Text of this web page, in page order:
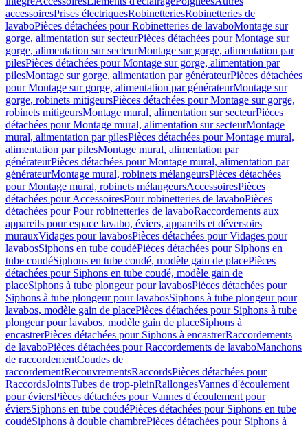
accessoiresPrises électriquesRobinetteriesRobinetteries de
lavaboPièces détachées pour Robinetteries de lavaboMontage sur
gorge, alimentation sur secteurPièces détachées pour Montage sur
gorge, alimentation sur secteurMontage sur gorge, alimentation par
pilesPièces détachées pour Montage sur gorge, alimentation par
pilesMontage sur gorge, alimentation par générateurPièces détachées
pour Montage sur gorge, alimentation par générateurMontage sur
gorge, robinets mitigeursPièces détachées pour Montage sur gorge,
robinets mitigeursMontage mural, alimentation sur secteurPièces
détachées pour Montage mural, alimentation sur secteurMontage
mural, alimentation par pilesPièces détachées pour Montage mural,
alimentation par pilesMontage mural, alimentation par
générateurPièces détachées pour Montage mural, alimentation par
générateurMontage mural, robinets mélangeursPièces détachées
pour Montage mural, robinets mélangeursAccessoiresPièces
détachées pour AccessoiresPour robinetteries de lavaboPièces
détachées pour Pour robinetteries de lavaboRaccordements aux
appareils pour espace lavabo, éviers, appareils et déversoirs
murauxVidages pour lavabosPièces détachées pour Vidages pour
lavabosSiphons en tube coudéPièces détachées pour Siphons en
tube coudéSiphons en tube coudé, modèle gain de placePièces
détachées pour Siphons en tube coudé, modèle gain de
placeSiphons à tube plongeur pour lavabosPièces détachées pour
Siphons à tube plongeur pour lavabosSiphons à tube plongeur pour
lavabos, modèle gain de placePièces détachées pour Siphons à tube
plongeur pour lavabos, modèle gain de placeSiphons à
encastrerPièces détachées pour Siphons à encastrerRaccordements
de lavaboPièces détachées pour Raccordements de lavaboManchons
de raccordementCoudes de
raccordementRecouvrementsRaccordsPièces détachées pour
RaccordsJointsTubes de trop-pleinRallongesVannes d'écoulement
pour éviersPièces détachées pour Vannes d'écoulement pour
éviersSiphons en tube coudéPièces détachées pour Siphons en tube
coudéSiphons à double chambrePièces détachées pour Siphons à